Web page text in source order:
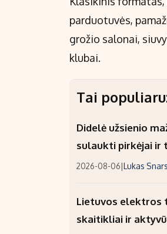
parduotuvės,
grožio salonai,
klubai.
Tai
Didelė užsienio
sulaukti pirkėjai ir
2026-08-06|Lukas
Lietuvos elektros
skaitikliai ir